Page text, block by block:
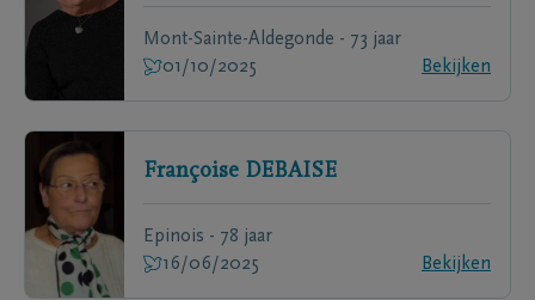
Mont-Sainte-Aldegonde - 73 jaar
01/10/2025
Bekijken
Françoise DEBAISE
Epinois - 78 jaar
16/06/2025
Bekijken